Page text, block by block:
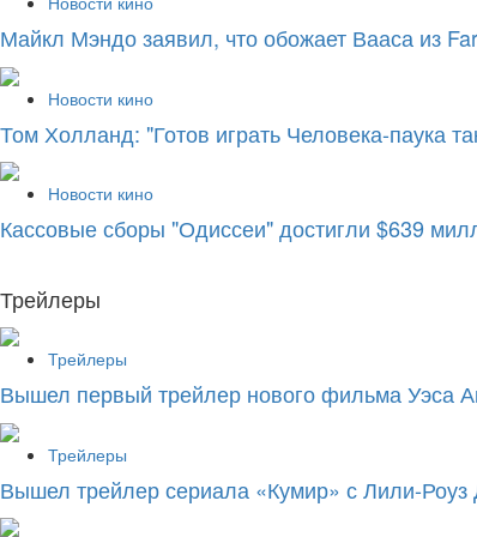
Майкл Мэндо заявил, что обожает Вааса из
Новости кино
Том Холланд: "Готов играть Человека-паука
Новости кино
Кассовые сборы "Одиссеи" достигли $639
Трейлеры
Трейлеры
Вышел первый трейлер нового фильма Уэса
Трейлеры
Вышел трейлер сериала «Кумир» с Лили-Роуз